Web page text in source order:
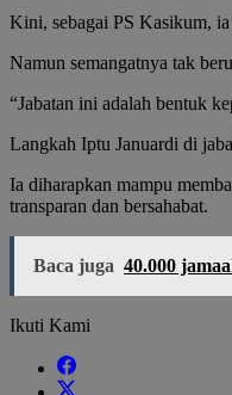
Kini, sebagai PS Kasikum,
Namun semangatnya tak
“Jabatan ini adalah bentuk
Langkah Iptu Januardi di
Ia diharapkan mampu
transparan dan bersahabat.
Baca juga 40.000
Ikuti Kami